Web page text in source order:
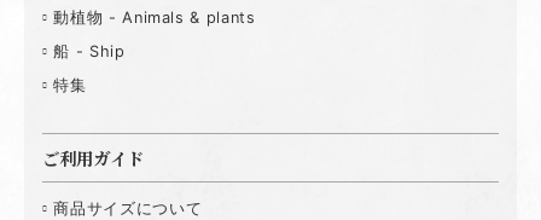
動植物 - Animals & plants
船 - Ship
特集
ご利用ガイド
商品サイズについて